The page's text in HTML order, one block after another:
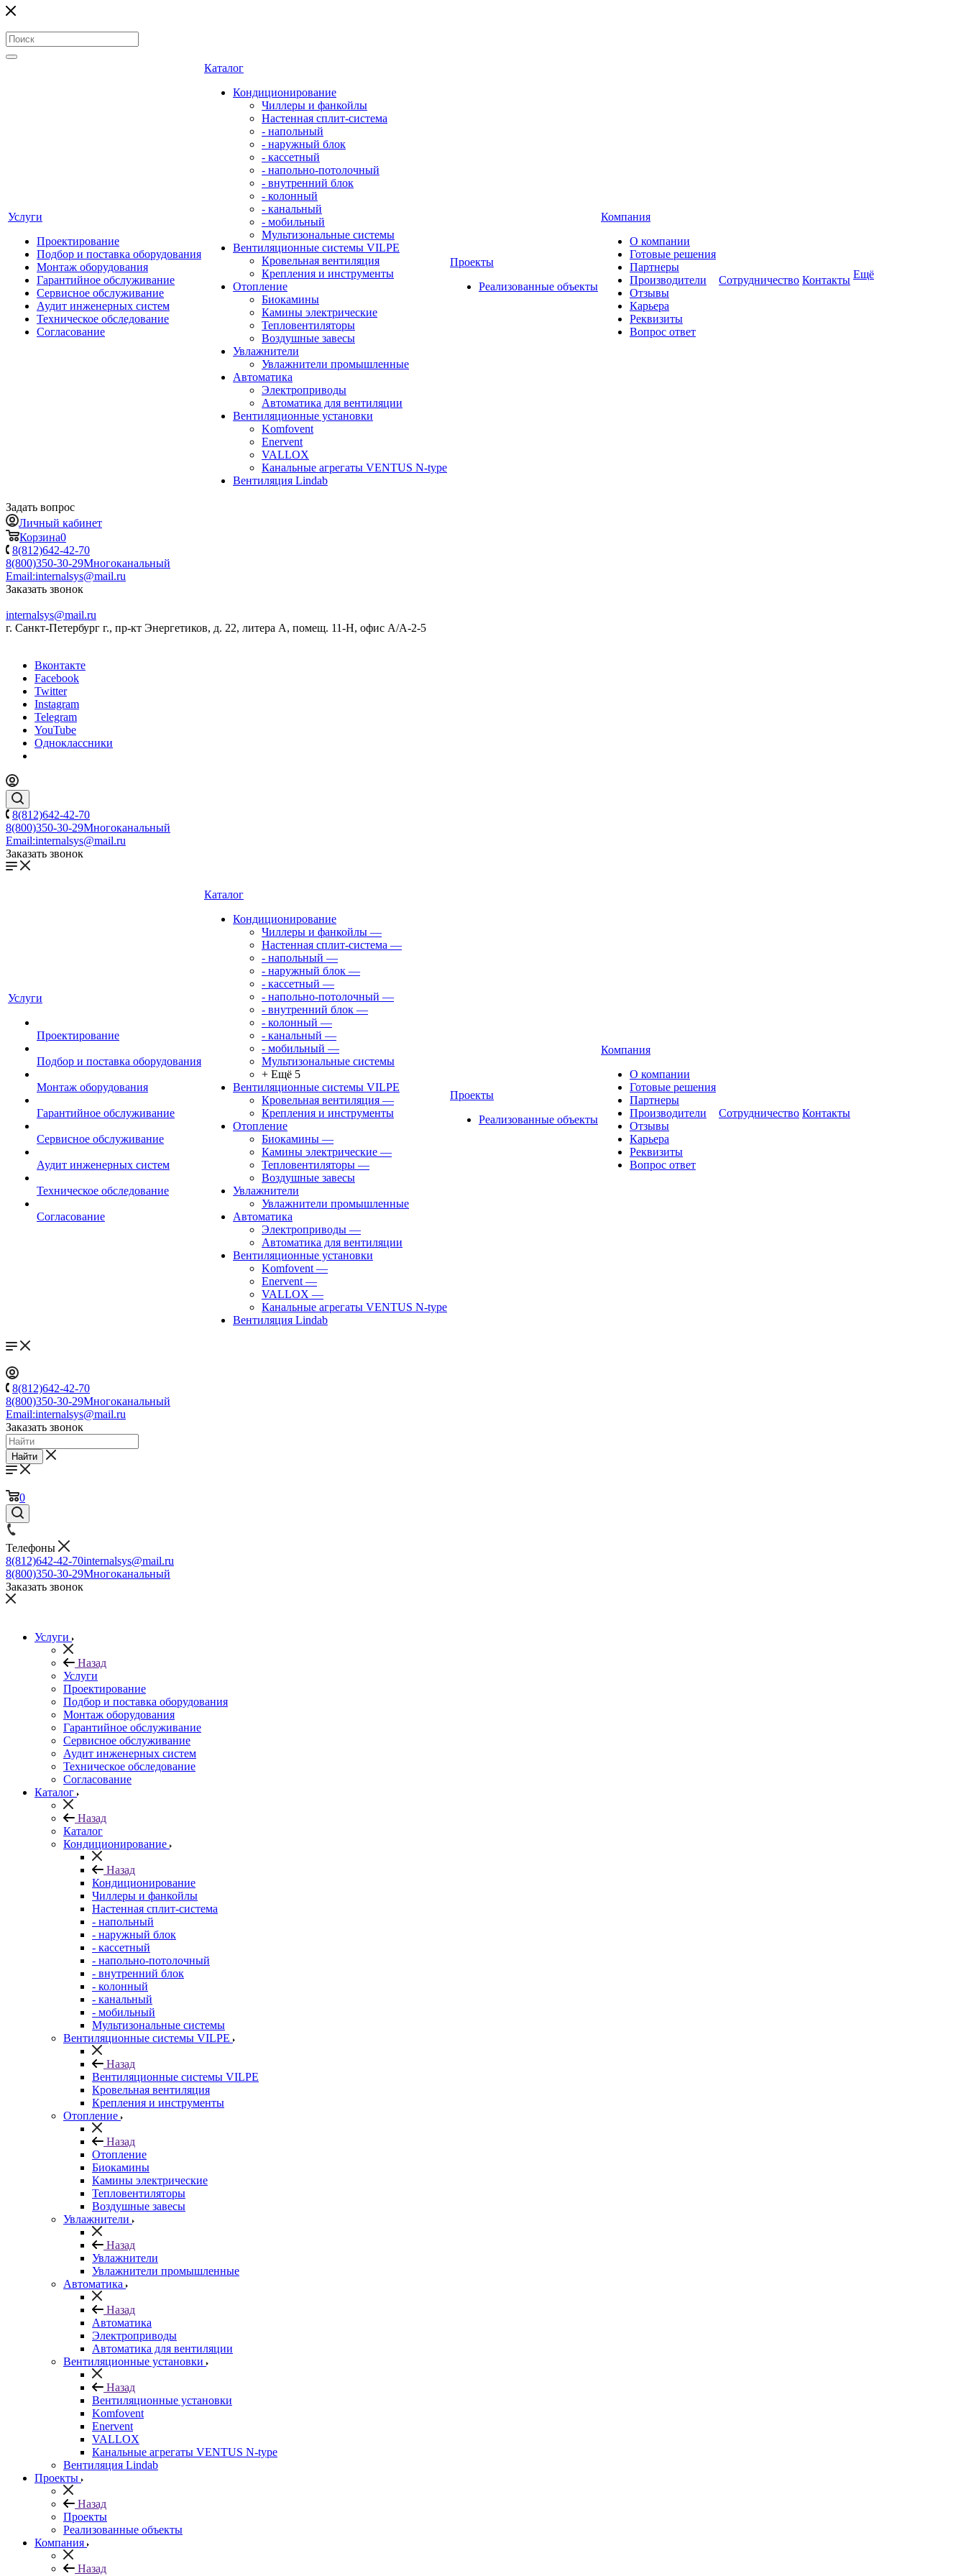
Услуги
Проектирование
Подбор и поставка оборудования
Монтаж оборудования
Гарантийное обслуживание
Сервисное обслуживание
Аудит инженерных систем
Техническое обследование
Согласование
Каталог
Кондиционирование
Чиллеры и фанкойлы
Настенная сплит-система
- напольный
- наружный блок
- кассетный
- напольно-потолочный
- внутренний блок
- колонный
- канальный
- мобильный
Мультизональные системы
Вентиляционные системы VILPE
Кровельная вентиляция
Крепления и инструменты
Отопление
Биокамины
Камины электрические
Тепловентиляторы
Воздушные завесы
Увлажнители
Увлажнители промышленные
Автоматика
Электроприводы
Автоматика для вентиляции
Вентиляционные установки
Komfovent
Enervent
VALLOX
Канальные агрегаты VENTUS N-type
Вентиляция Lindab
Проекты
Реализованные объекты
Компания
О компании
Готовые решения
Партнеры
Производители
Отзывы
Карьера
Реквизиты
Вопрос ответ
Сотрудничество Контакты Ещё
Задать вопрос
Личный кабинет
Корзина0
8(812)642-42-70
8(800)350-30-29Многоканальный
Email:internalsys@mail.ru
Заказать звонок
internalsys@mail.ru
г. Санкт-Петербург г., пр-кт Энергетиков, д. 22, литера А, помещ. 11-Н, офис А/А-2-5
Вконтакте
Facebook
Twitter
Instagram
Telegram
YouTube
Одноклассники
8(812)642-42-70
8(800)350-30-29Многоканальный
Email:internalsys@mail.ru
Заказать звонок
Услуги
Проектирование
Подбор и поставка оборудования
Монтаж оборудования
Гарантийное обслуживание
Сервисное обслуживание
Аудит инженерных систем
Техническое обследование
Согласование
Каталог
Кондиционирование
Чиллеры и фанкойлы —
Настенная сплит-система —
- напольный —
- наружный блок —
- кассетный —
- напольно-потолочный —
- внутренний блок —
- колонный —
- канальный —
- мобильный —
Мультизональные системы
+ Ещё 5
Вентиляционные системы VILPE
Кровельная вентиляция —
Крепления и инструменты
Отопление
Биокамины —
Камины электрические —
Тепловентиляторы —
Воздушные завесы
Увлажнители
Увлажнители промышленные
Автоматика
Электроприводы —
Автоматика для вентиляции
Вентиляционные установки
Komfovent —
Enervent —
VALLOX —
Канальные агрегаты VENTUS N-type
Вентиляция Lindab
Проекты
Реализованные объекты
Компания
О компании
Готовые решения
Партнеры
Производители
Отзывы
Карьера
Реквизиты
Вопрос ответ
Сотрудничество Контакты
8(812)642-42-70
8(800)350-30-29Многоканальный
Email:internalsys@mail.ru
Заказать звонок
Найти
0
Телефоны
8(812)642-42-70internalsys@mail.ru
8(800)350-30-29Многоканальный
Заказать звонок
Услуги
Назад
Услуги
Проектирование
Подбор и поставка оборудования
Монтаж оборудования
Гарантийное обслуживание
Сервисное обслуживание
Аудит инженерных систем
Техническое обследование
Согласование
Каталог
Назад
Каталог
Кондиционирование
Назад
Кондиционирование
Чиллеры и фанкойлы
Настенная сплит-система
- напольный
- наружный блок
- кассетный
- напольно-потолочный
- внутренний блок
- колонный
- канальный
- мобильный
Мультизональные системы
Вентиляционные системы VILPE
Назад
Вентиляционные системы VILPE
Кровельная вентиляция
Крепления и инструменты
Отопление
Назад
Отопление
Биокамины
Камины электрические
Тепловентиляторы
Воздушные завесы
Увлажнители
Назад
Увлажнители
Увлажнители промышленные
Автоматика
Назад
Автоматика
Электроприводы
Автоматика для вентиляции
Вентиляционные установки
Назад
Вентиляционные установки
Komfovent
Enervent
VALLOX
Канальные агрегаты VENTUS N-type
Вентиляция Lindab
Проекты
Назад
Проекты
Реализованные объекты
Компания
Назад